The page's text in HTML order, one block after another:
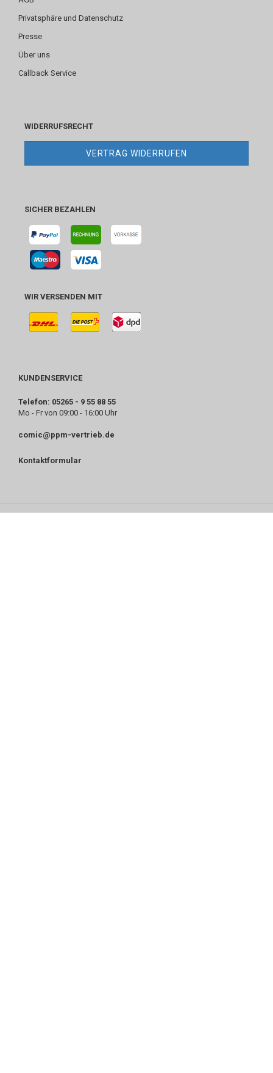
Privatsphäre und Datenschutz
Presse
Über uns
Callback Service
WIDERRUFSRECHT
VERTRAG WIDERRUFEN
SICHER BEZAHLEN
WIR VERSENDEN MIT
KUNDENSERVICE
Telefon: 05265 - 9 55 88 55
Mo - Fr von 09:00 - 16:00 Uhr
comic@ppm-vertrieb.de
Kontaktformular